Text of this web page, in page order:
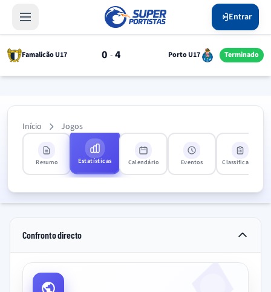
Entrar
Famalicão U17 0 - 4 Porto U17 Terminado
Início Jogos
Resumo Estatísticas Calendário Eventos Classificação
Confronto directo